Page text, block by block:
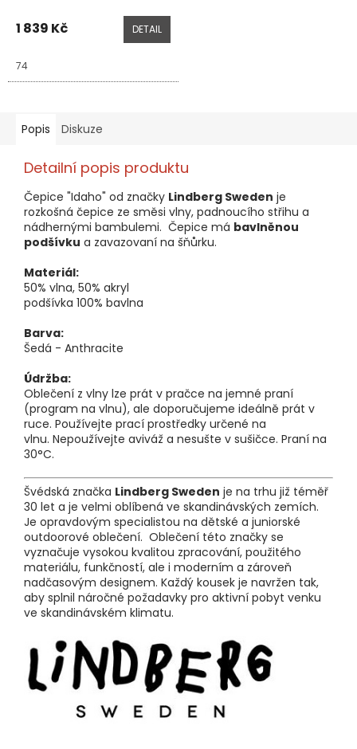
1 839 Kč DETAIL
74
Popis Diskuze
Detailní popis produktu
Čepice "Idaho" od značky Lindberg Sweden je
rozkošná čepice ze směsi vlny, padnoucího střihu a
nádhernými bambulemi. Čepice má bavlněnou
podšívku a zavazovaní na šňůrku.
Materiál:
50% vlna, 50% akryl
podšívka 100% bavlna
Barva:
Šedá - Anthracite
Údržba:
Oblečení z vlny lze prát v pračce na jemné praní
(program na vlnu), ale doporučujeme ideálně prát v
ruce. Používejte prací prostředky určené na
vlnu. Nepoužívejte aviváž a nesušte v sušičce. Praní na
30°C.
Švédská značka Lindberg Sweden je na trhu již téměř
30 let a je velmi oblíbená ve skandinávských zemích.
Je opravdovým specialistou na dětské a juniorské
outdoorové oblečení. Oblečení této značky se
vyznačuje vysokou kvalitou zpracování, použitého
materiálu, funkčností, ale i moderním a zároveň
nadčasovým designem. Každý kousek je navržen tak,
aby splnil náročné požadavky pro aktivní pobyt venku
ve skandinávském klimatu.